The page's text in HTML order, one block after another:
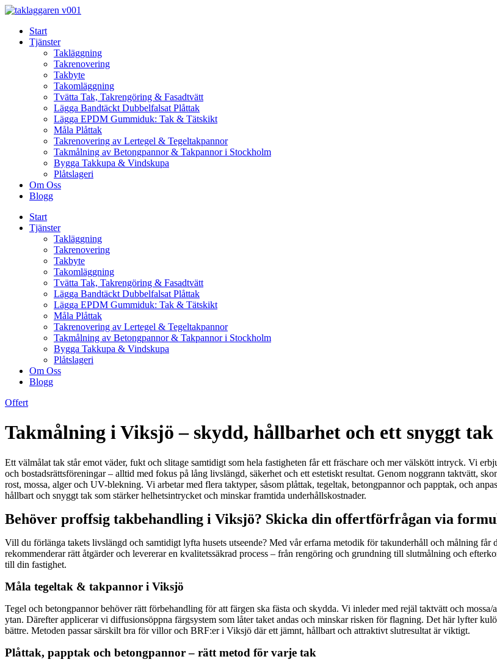
Skip
contentStart
Tjänster
Takläggning
Takrenovering
Takbyte
Takomläggning
Tvätta Tak, Takrengöring & Fasadtvätt
Lägga Bandtäckt Dubbelfalsat Plåttak
Lägga EPDM Gummiduk: Tak & Tätskikt
Måla Plåttak
Takrenovering av Lertegel & Tegeltakpannor
Takmålning av Betongpannor & Takpannor i Stockholm
Bygga Takkupa & Vindskupa
Plåtslageri
Om Oss
Blogg
Start
Tjänster
Takläggning
Takrenovering
Takbyte
Takomläggning
Tvätta Tak, Takrengöring & Fasadtvätt
Lägga Bandtäckt Dubbelfalsat Plåttak
Lägga EPDM Gummiduk: Tak & Tätskikt
Måla Plåttak
Takrenovering av Lertegel & Tegeltakpannor
Takmålning av Betongpannor & Takpannor i Stockholm
Bygga Takkupa & Vindskupa
Plåtslageri
Om Oss
Blogg
Offert
Takmålning i Viksjö – skydd, hållbarhet och ett snyggt
Ett välmålat tak står emot väder, fukt och slitage samtidigt som hela fastigheten får ett fräschare och mer välskött intryck. Vi
och bostadsrättsföreningar – alltid med fokus på lång livslängd, säkerhet och ett estetiskt resultat. Genom noggrann taktvätt,
rost, mossa, alger och UV-blekning. Vi arbetar med flera taktyper, såsom plåttak, tegeltak, betongpannor och papptak, och
hållbart och snyggt tak som stärker helhetsintrycket och minskar framtida underhållskostnader.
Behöver proffsig takbehandling i Viksjö? Skicka din offertförfrågan via
Vill du förlänga takets livslängd och samtidigt lyfta husets utseende? Med vår erfarna metodik för takunderhåll och målning
rekommenderar rätt åtgärder och levererar en kvalitetssäkrad process – från rengöring och grundning till slutmålning och
till din fastighet.
Måla tegeltak & takpannor i Viksjö
Tegel och betongpannor behöver rätt förbehandling för att färgen ska fästa och skydda. Vi inleder med rejäl taktvätt och
ytan. Därefter applicerar vi diffusionsöppna färgsystem som låter taket andas och minskar risken för flagning. Det här lyfter
bättre. Metoden passar särskilt bra för villor och BRF:er i Viksjö där ett jämnt, hållbart och attraktivt slutresultat är viktigt.
Plåttak, papptak och betongpannor – rätt metod för varje tak